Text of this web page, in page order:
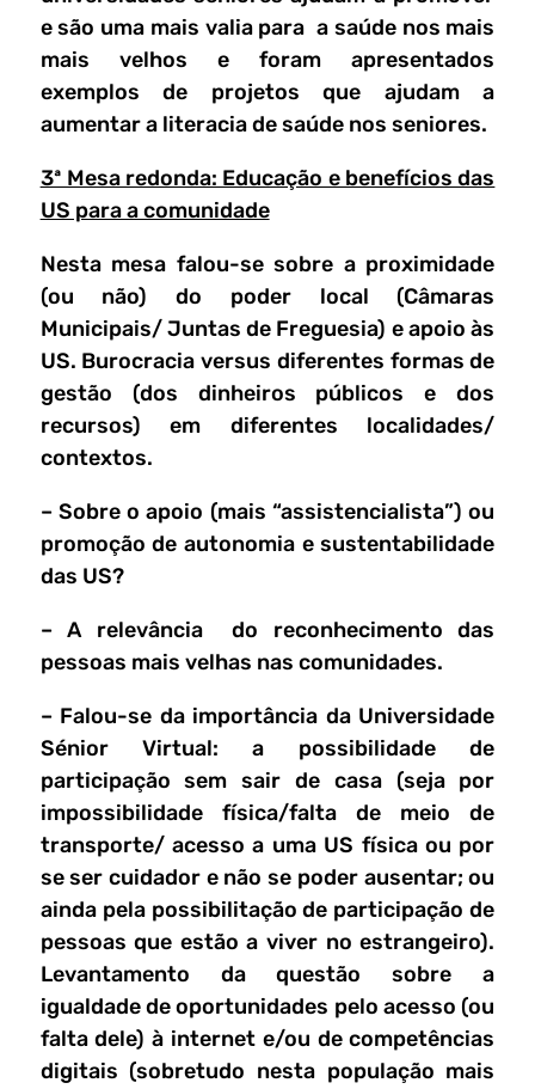
e são uma mais valia para a saúde nos mais
mais velhos e foram apresentados
exemplos de projetos que ajudam a
aumentar a literacia de saúde nos seniores.
3ª Mesa redonda: Educação e benefícios das
US para a comunidade
Nesta mesa falou-se sobre a proximidade
(ou não) do poder local (Câmaras
Municipais/ Juntas de Freguesia) e apoio às
US. Burocracia versus diferentes formas de
gestão (dos dinheiros públicos e dos
recursos) em diferentes localidades/
contextos.
– Sobre o apoio (mais “assistencialista”) ou
promoção de autonomia e sustentabilidade
das US?
– A relevância do reconhecimento das
pessoas mais velhas nas comunidades.
– Falou-se da importância da Universidade
Sénior Virtual: a possibilidade de
participação sem sair de casa (seja por
impossibilidade física/falta de meio de
transporte/ acesso a uma US física ou por
se ser cuidador e não se poder ausentar; ou
ainda pela possibilitação de participação de
pessoas que estão a viver no estrangeiro).
Levantamento da questão sobre a
igualdade de oportunidades pelo acesso (ou
falta dele) à internet e/ou de competências
digitais (sobretudo nesta população mais